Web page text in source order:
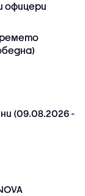
офицери
(09.08.2026 -